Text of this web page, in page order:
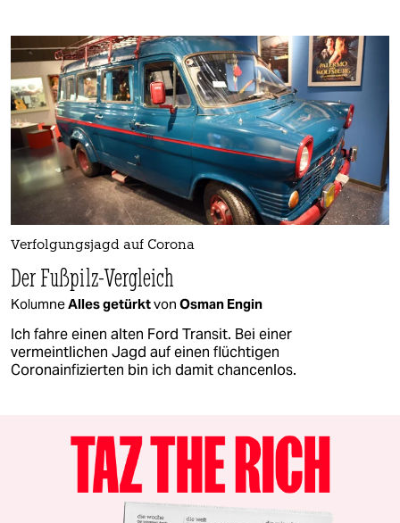
Verfolgungsjagd auf Corona
Der Fußpilz-Vergleich
KolumneAlles getürktvon Osman Engin
Ich fahre einen alten Ford Transit. Bei einer
vermeintlichen Jagd auf einen flüchtigen
Coronainfizierten bin ich damit chancenlos.